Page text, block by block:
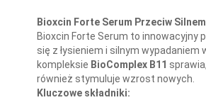
Bioxcin Forte Serum Przeciw
Bioxcin Forte Serum to innowacyjny
się z łysieniem i silnym wypadaniem
kompleksie BioComplex B11
również stymuluje wzrost nowych.
Kluczowe składniki: